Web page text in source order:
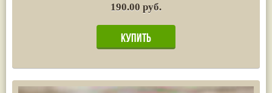
190.00 руб.